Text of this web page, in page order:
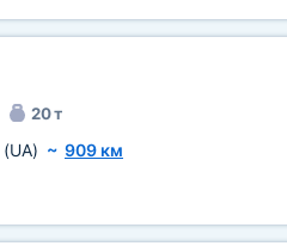
20 т
(UA) ~ 909 км